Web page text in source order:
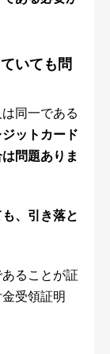
いても問
同一である
ジットカード
問題ありま
、引き落と
ることが証
受領証明